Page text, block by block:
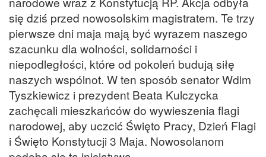
się dziś przed nowosolskim magistratem. Te trzy
pierwsze dni maja mają być wyrazem naszego
szacunku dla wolności, solidarności i
niepodległości, które od pokoleń budują siłę
naszych wspólnot. W ten sposób senator Wdim
Tyszkiewicz i prezydent Beata Kulczycka
zachęcali mieszkańców do wywieszenia flagi
narodowej, aby uczcić Święto Pracy, Dzień Flagi
i Święto Konstytucji 3 Maja. Nowosolanom